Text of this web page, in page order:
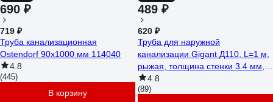
690 ₽
719 ₽
Труба канализационная
Ostendorf 90х1000 мм 114040
4.8
(445)
В корзину
489 ₽
620 ₽
Труба для наружной
канализации Gigant Д110, L=1 м,
рыжая, толщина стенки 3.4 мм,
класс жесткости SN 4 GSG-27
4.8
(89)